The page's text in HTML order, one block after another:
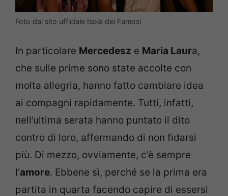
Foto dal sito ufficiale Isola dei Famosi
In particolare Mercedesz e Maria Laura,
che sulle prime sono state accolte con
molta allegria, hanno fatto cambiare idea
ai compagni rapidamente. Tutti, infatti,
nell’ultima serata hanno puntato il dito
contro di loro, affermando di non fidarsi
più. Di mezzo, ovviamente, c’è sempre
l’amore. Ebbene sì, perché se la prima era
partita in quarta facendo capire di essersi